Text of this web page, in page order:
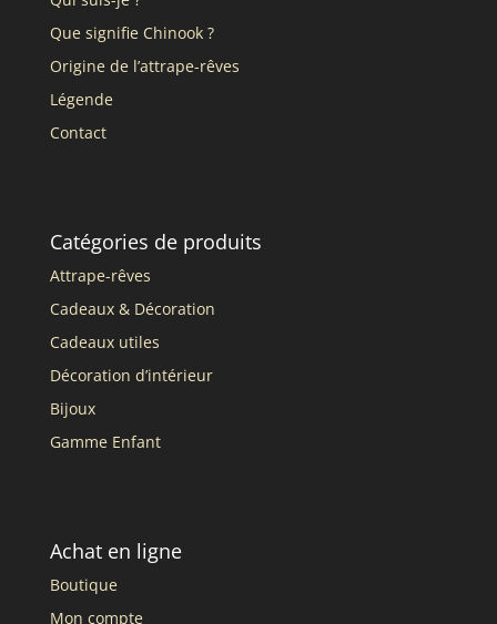
Que signifie Chinook ?
Origine de l’attrape-rêves
Légende
Contact
Catégories de produits
Attrape-rêves
Cadeaux & Décoration
Cadeaux utiles
Décoration d’intérieur
Bijoux
Gamme Enfant
Achat en ligne
Boutique
Mon compte